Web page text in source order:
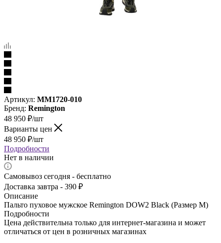
Артикул: MM1720-010
Бренд: Remington
48 950 ₽/шт
Варианты цен
48 950 ₽/шт
Подробности
Нет в наличии
Самовывоз сегодня - бесплатно
Доставка завтра - 390 ₽
Описание
Пальто пуховое мужское Remington DOW2 Black (Размер M)
Подробности
Цена действительна только для интернет-магазина и может
отличаться от цен в розничных магазинах